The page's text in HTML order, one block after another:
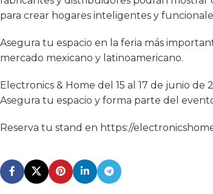
para crear hogares inteligentes y
Asegura tu espacio en la feria más
mercado mexicano y latinoamericano.
Electronics & Home del 15 al 17 de junio
Asegura tu espacio y forma parte del
Reserva tu stand en https://